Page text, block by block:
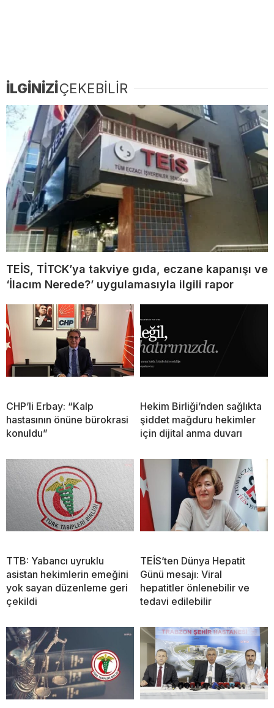
İLGİNİZİÇEKEBİLİR
TEİS, TİTCK’ya takviye gıda, eczane kapanışı ve
‘İlacım Nerede?’ uygulamasıyla ilgili rapor
CHP’li Erbay: “Kalp
hastasının önüne bürokrasi
konuldu”
Hekim Birliği’nden sağlıkta
şiddet mağduru hekimler
için dijital anma duvarı
TTB: Yabancı uyruklu
asistan hekimlerin emeğini
yok sayan düzenleme geri
çekildi
TEİS’ten Dünya Hepatit
Günü mesajı: Viral
hepatitler önlenebilir ve
tedavi edilebilir